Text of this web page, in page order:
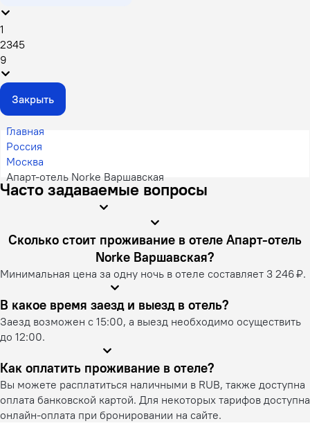
1
2345
9
Закрыть
Главная
Россия
Москва
Апарт-отель Norke Варшавская
Часто задаваемые вопросы
Сколько стоит проживание в отеле Апарт-отель
Norke Варшавская?
Минимальная цена за одну ночь в отеле составляет 3 246 ₽.
В какое время заезд и выезд в отель?
Заезд возможен с 15:00, а выезд необходимо осуществить
до 12:00.
Как оплатить проживание в отеле?
Вы можете расплатиться наличными в RUB, также доступна
оплата банковской картой. Для некоторых тарифов доступна
онлайн-оплата при бронировании на сайте.